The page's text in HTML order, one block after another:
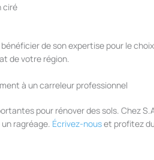
ciré
de son expertise pour le
de votre région.
à un carreleur professionnel
pour rénover des sols. Chez
ragréage. Écrivez-nouset profitez